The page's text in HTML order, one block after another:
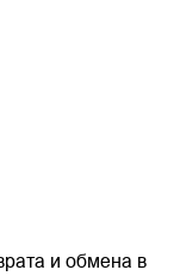
и обмена в